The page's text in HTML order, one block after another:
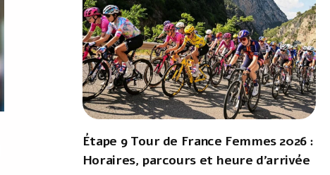
Étape 9 Tour de France Femmes 2026 :
Horaires, parcours et heure d’arrivée